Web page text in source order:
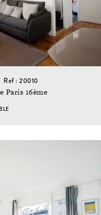
Ref : 20010
Paris 16ème